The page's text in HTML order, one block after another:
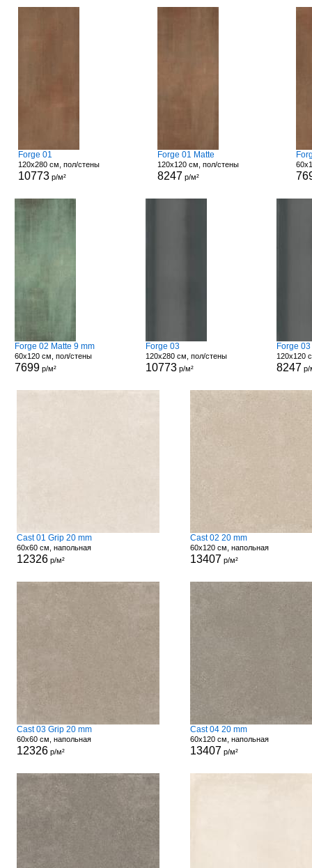
Forge 01
120x280 см, пол/стены
10773 р/м²
Forge 01 Matte
120x120 см, пол/стены
8247 р/м²
Forge 02 Matte 9 mm
60x120 см, пол/стены
7699р/м²
Forge 03
120x280 см, пол/стены
10773 р/м²
Forge
120x120
8247 р/
Cast 01 Grip 20 mm
60x60 см, напольная
12326р/м²
Cast 02 20 mm
60x120 см, напольная
13407 р/м²
Cast 03 Grip 20 mm
60x60 см, напольная
12326р/м²
Cast 04 20 mm
60x120 см, напольная
13407 р/м²